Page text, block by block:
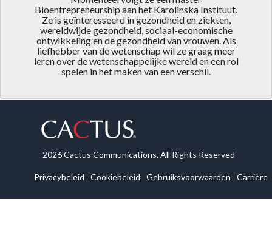
Bioentrepreneurship aan het Karolinska Instituut.
Ze is geïnteresseerd in gezondheid en ziekten,
wereldwijde gezondheid, sociaal-economische
ontwikkeling en de gezondheid van vrouwen. Als
liefhebber van de wetenschap wil ze graag meer
leren over de wetenschappelijke wereld en een rol
spelen in het maken van een verschil.
2026 Cactus Communications. All Rights Reserved
Privacybeleid Cookiebeleid Gebruiksvoorwaarden Carrière